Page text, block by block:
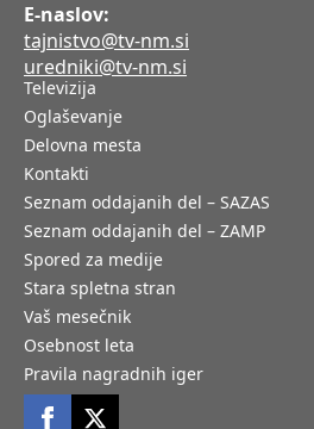
E-naslov:
tajnistvo@tv-nm.si
uredniki@tv-nm.si
Televizija
Oglaševanje
Delovna mesta
Kontakti
Seznam oddajanih del – SAZAS
Seznam oddajanih del – ZAMP
Spored za medije
Stara spletna stran
Vaš mesečnik
Osebnost leta
Pravila nagradnih iger